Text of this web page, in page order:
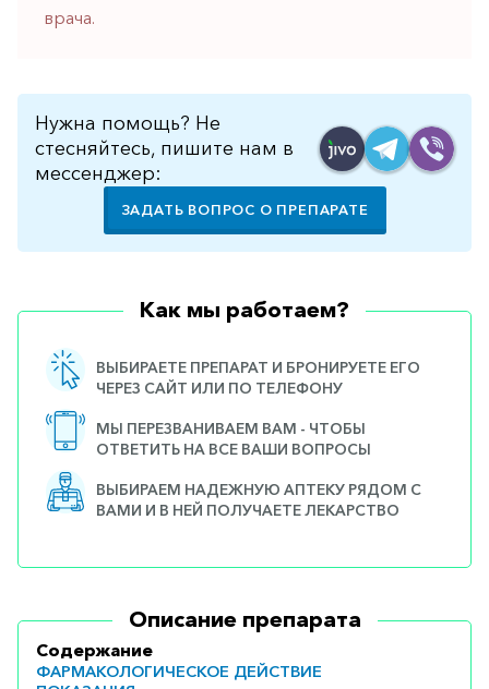
врача.
Нужна помощь? Не
стесняйтесь, пишите нам в
мессенджер:
ЗАДАТЬ ВОПРОС О ПРЕПАРАТЕ
Как мы работаем?
ВЫБИРАЕТЕ ПРЕПАРАТ И БРОНИРУЕТЕ ЕГО
ЧЕРЕЗ САЙТ ИЛИ ПО ТЕЛЕФОНУ
МЫ ПЕРЕЗВАНИВАЕМ ВАМ - ЧТОБЫ
ОТВЕТИТЬ НА ВСЕ ВАШИ ВОПРОСЫ
ВЫБИРАЕМ НАДЕЖНУЮ АПТЕКУ РЯДОМ С
ВАМИ И В НЕЙ ПОЛУЧАЕТЕ ЛЕКАРСТВО
Описание препарата
Содержание
ФАРМАКОЛОГИЧЕСКОЕ ДЕЙСТВИЕ